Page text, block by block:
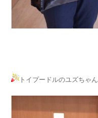
トイプードルのユズちゃん